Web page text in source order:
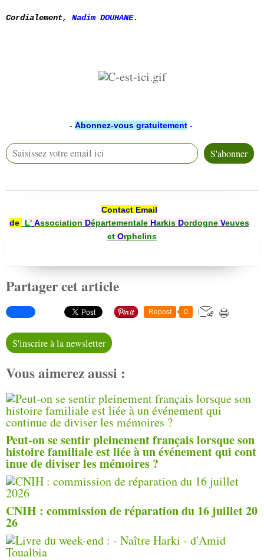
Cordialement, Nadim DOUHANE.
- Abonnez-vous gratuitement -
Contact Email
de
L' Association DépartementaleHarkis DordogneVeuves
et Orphelins
Partager cet article
Repost 0
S'inscrire à la newsletter
Vous aimerez aussi :
Peut-on se sentir pleinement français lorsque son
histoire familiale est liée à un événement qui cont
inue de diviser les mémoires ?
CNIH : commission de réparation du 16 juillet 20
26